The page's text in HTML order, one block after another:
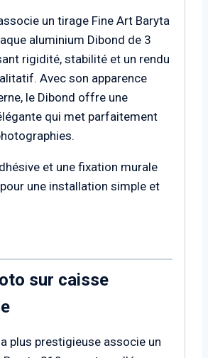
un tirage Fine Art Baryta
aluminium Dibond de 3
rigidité, stabilité et un rendu
Avec son apparence
le Dibond offre une
qui met parfaitement
et une fixation murale
une installation simple et
sur caisse
plus prestigieuse associe un